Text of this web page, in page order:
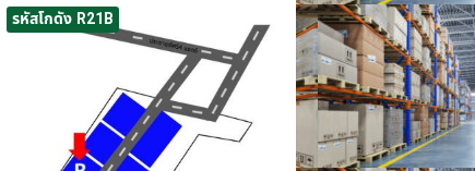
รหัสโกดัง R21B